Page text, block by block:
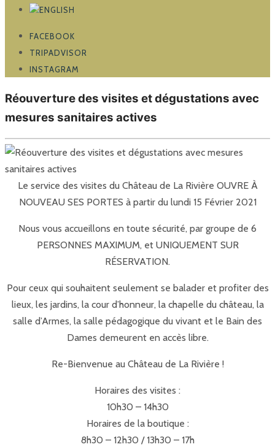
FACEBOOK
TRIPADVISOR
INSTAGRAM
Réouverture des visites et dégustations avec
mesures sanitaires actives
Le service des visites du Château de La Rivière OUVRE À
NOUVEAU SES PORTES à partir du lundi 15 Février 2021
Nous vous accueillons en toute sécurité, par groupe de 6
PERSONNES MAXIMUM, et UNIQUEMENT SUR
RÉSERVATION.
Pour ceux qui souhaitent seulement se balader et profiter des
lieux, les jardins, la cour d’honneur, la chapelle du château, la
salle d’Armes, la salle pédagogique du vivant et le Bain des
Dames demeurent en accès libre.
Re-Bienvenue au Château de La Rivière !
Horaires des visites :
10h30 – 14h30
Horaires de la boutique :
8h30 – 12h30 / 13h30 – 17h